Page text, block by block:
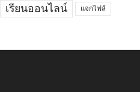
เรียนออนไลน์ แจกไฟล์